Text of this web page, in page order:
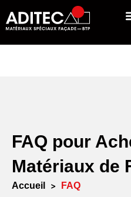
FAQ pour
Matériaux de
Accueil > FAQ